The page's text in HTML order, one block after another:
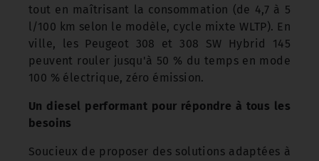
tout en maîtrisant la consommation (de 4,7 à 5
l/100 km selon le modèle, cycle mixte WLTP). En
ville, les Peugeot 308 et 308 SW Hybrid 145
peuvent rouler jusqu'à 50 % du temps en mode
100 % électrique, zéro émission.
Un diesel performant pour répondre à tous les
besoins
Soucieux de proposer des solutions adaptées à